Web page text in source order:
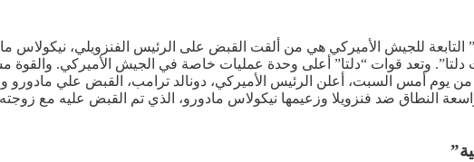
التابعة للجيش الأميركي هي من ألقت القبض على الرئيس الفنزويلي،
وتعد قوات “دلتا” أعلى وحدة عمليات خاصة في الجيش الأميركي.
البغدادي، عام 2019. وفي وقت سابق من يوم أمس السبت، أعلن الرئيس الأميركي، دونالد ترامب،
النطاق ضد فنزويلا وزعيمها نيكولاس مادورو، الذي تم القبض عليه مع